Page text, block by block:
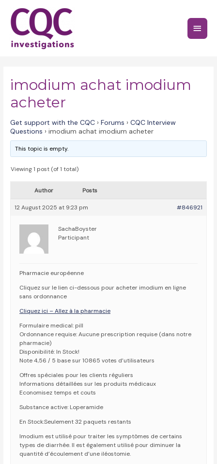
content
Main
imodium achat imodium
acheter
Get support with the CQC › Forums › CQC Interview
Questions › imodium achat imodium acheter
This topic is empty.
Viewing 1 post (of 1 total)
Author Posts
12 August 2025 at 9:23 pm #846921
SachaBoyster
Participant
Pharmacie européenne
Cliquez sur le lien ci-dessous pour acheter imodium en ligne
sans ordonnance
Cliquez ici – Allez à la pharmacie
Formulaire medical: pill
Ordonnance requise: Aucune prescription requise (dans notre
pharmacie)
Disponibilité: In Stock!
Note 4,56 / 5 base sur 10865 votes d’utilisateurs
Offres spéciales pour les clients réguliers
Informations détaillées sur les produits médicaux
Economisez temps et couts
Substance active: Loperamide
En Stock:Seulement 32 paquets restants
Imodium est utilisé pour traiter les symptômes de certains
types de diarrhée. Il est également utilisé pour diminuer la
quantité d’écoulement d’une iléostomie.